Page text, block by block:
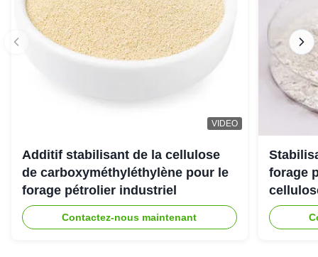
VIDEO
Additif stabilisant de la cellulose
de carboxyméthyléthylène pour le
forage pétrolier industriel
Contactez-nous maintenant
forage